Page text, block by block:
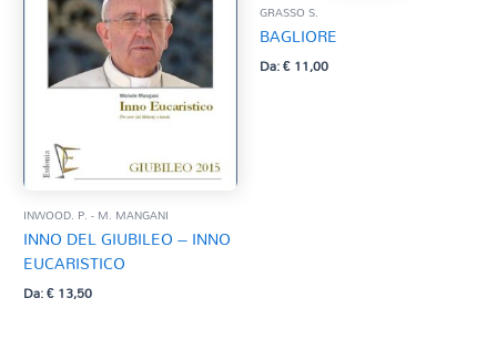
INWOOD. P. - M. MANGANI
INNO DEL GIUBILEO – INNO
EUCARISTICO
Da:€13,50
GRASSO S.
BAGLIORE
Da:€11,00